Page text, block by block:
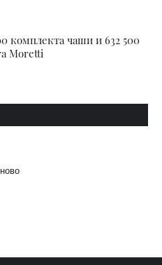
комплекта чаши и 632 500
Moretti